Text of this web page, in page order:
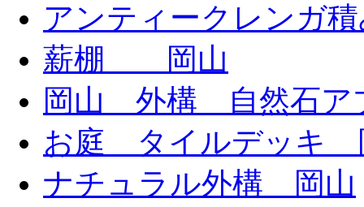
アンティークレンガ
薪棚 岡山
岡山 外構 自然石ア
お庭 タイルデッキ
ナチュラル外構 岡山